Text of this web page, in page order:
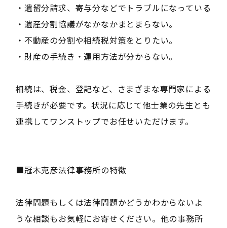
・遺留分請求、寄与分などでトラブルになっている
・遺産分割協議がなかなかまとまらない。
・不動産の分割や相続税対策をとりたい。
・財産の手続き・運用方法が分からない。
相続は、税金、登記など、さまざまな専門家による
手続きが必要です。状況に応じて他士業の先生とも
連携してワンストップでお任せいただけます。
■冠木克彦法律事務所の特徴
法律問題もしくは法律問題かどうかわからないよ
うな相談もお気軽にお寄せください。他の事務所